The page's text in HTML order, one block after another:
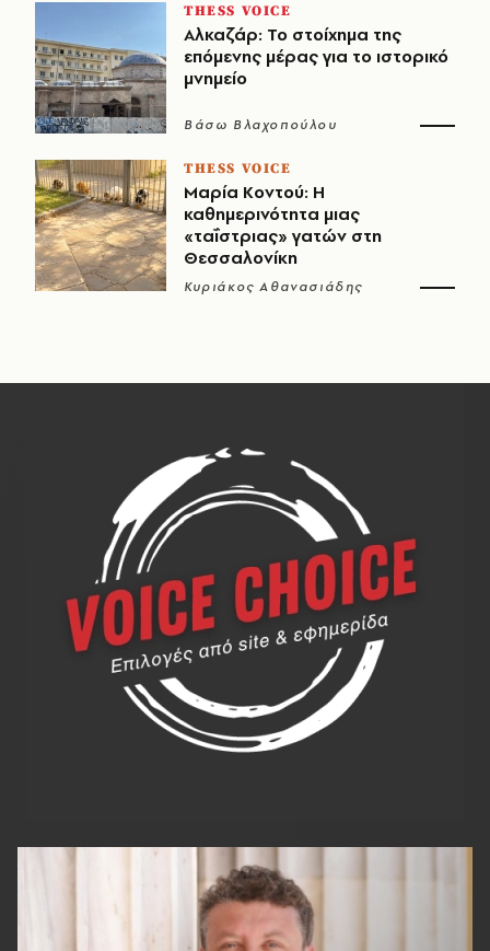
THESS VOICE
Αλκαζάρ: Το στοίχημα της
επόμενης μέρας για το ιστορικό
μνημείο
Βάσω Βλαχοπούλου
THESS VOICE
Μαρία Κοντού: Η
καθημερινότητα μιας
«ταΐστριας» γατών στη
Θεσσαλονίκη
Κυριάκος Αθανασιάδης